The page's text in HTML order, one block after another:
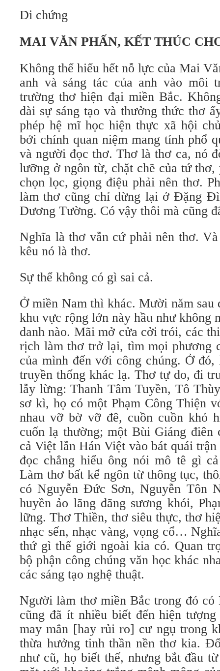
Di chứng
MAI VĂN PHẤN, KẾT THÚC
Không thể hiểu hết nỗ lực của Mai
anh và sáng tác của anh vào môi
trường thơ hiện đại miền Bắc.
dài sự sáng tạo và thưởng thức thơ
phép hệ mĩ học hiện thực xã hội
bởi chính quan niệm mang tính phổ
và người đọc thơ. Thơ là thơ ca, nó
lưỡng ở ngôn từ, chặt chẽ của tứ
chọn lọc, giọng điệu phải nên thơ.
làm thơ cũng chỉ dừng lại ở Đặng
Dương Tường. Có vậy thôi mà cũng
Nghĩa là thơ vẫn cứ phải nên thơ.
kêu nó là thơ.
Sự thể không có gì sai cả.
Ở miền Nam thì khác. Mười năm sau
khu vực rộng lớn này hầu như không
danh nào. Mãi mở cửa cởi trói, các
rịch làm thơ trở lại, tìm mọi phương
của mình đến với công chúng. Ở đó,
truyền thống khác lạ. Thơ tự do, đi
lẫy lừng: Thanh Tâm Tuyền, Tô
sơ kì, họ có một Phạm Công Thiện
nhau vỡ bờ vỡ đê, cuồn cuồn khó
cuốn lạ thường; một Bùi Giáng điên
cả Việt lẫn Hán Việt vào bát quái
đọc chẳng hiểu ông nói mô tê gì
Làm thơ bất kể ngôn từ thông tục,
có Nguyễn Đức Sơn, Nguyễn Tôn
huyền ảo lãng đãng sương khói,
lững. Thơ Thiền, thơ siêu thực, thơ
nhạc sến, nhạc vàng, vọng cổ…
thứ gì thế giới ngoài kia có. Quan
bộ phận công chúng văn học khác
các sáng tạo nghệ thuật.
Người làm thơ miền Bắc trong đó có
cũng đã ít nhiều biết đến hiện
may mắn [hay rủi ro] cư ngụ trong
thừa hưởng tinh thần nền thơ kia.
như cũ, họ biết thế, nhưng bắt đầu